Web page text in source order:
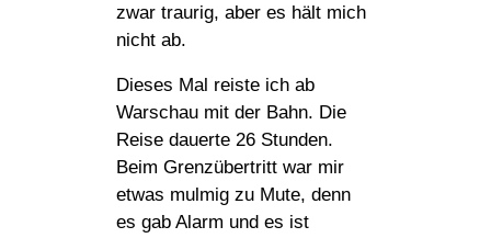
zwar traurig, aber es hält mich
nicht ab.
Dieses Mal reiste ich ab
Warschau mit der Bahn. Die
Reise dauerte 26 Stunden.
Beim Grenzübertritt war mir
etwas mulmig zu Mute, denn
es gab Alarm und es ist